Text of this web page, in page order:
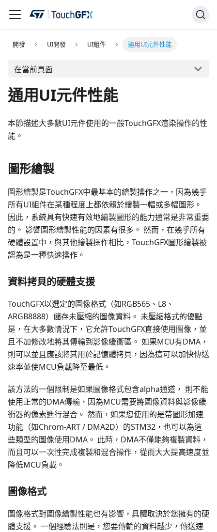
開發 UI開發 UI組件 通用UI元件性能
在當前頁面
通用UI元件性能
本節描述大多數UI元件使用的一般TouchGFX渲染操作的性
能。
圖形繪製
圖形繪製是TouchGFX中最基本的繪製操作之一，因為幾乎
所有UI組件在某種程度上都依賴於繪製一幅或多幅圖形。
因此，系統具有快速有效地繪製圖形的能力通常是非常重要
的。 影響圖形繪製性能的因素有很多。 然而，在幾乎所有
硬體設置中，與其他繪製操作相比，TouchGFX圖形繪製被
認為是一種快速操作。
資料拷貝的硬體支援
TouchGFX以選定的圖像格式（如RGB565、L8、
ARGB8888）儲存未壓縮的圖像資料。 未壓縮格式的優點
是，在大多數情況下，它允許TouchGFX直接使用圖像，並
且不加修改地將其傳輸到影像緩衝區。 如果MCU有DMA，
則可以並且應該將其用於記憶體拷貝，因為這可以加快傳送
速率並使MCU負載降至最低。
該方法的一個限制是如果圖像格式包含alpha通道， 則不能
使用正常的DMA傳輸，因為MCU需要將圖像資料與影像緩
衝器的像素進行混合。 然而，如果您使用的是帶圖形加速
功能（如Chrom-ART / DMA2D）的STM32，也可以為這
些類型的圖像使用DMA。 此時，DMA不僅能夠複製資料，
而且可以一次性完成複製和混合操作，從而大大提高速度並
降低MCU負載。
圖像格式
圖像格式對圖像繪製性能也有影響，具體取決於您擁有的硬
體支援。 一個經驗法則是，您要傳輸的資料越少，傳送速